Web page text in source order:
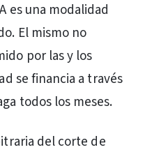
es una modalidad
El mismo no
por las y los
se financia a través
todos los meses.
del corte de